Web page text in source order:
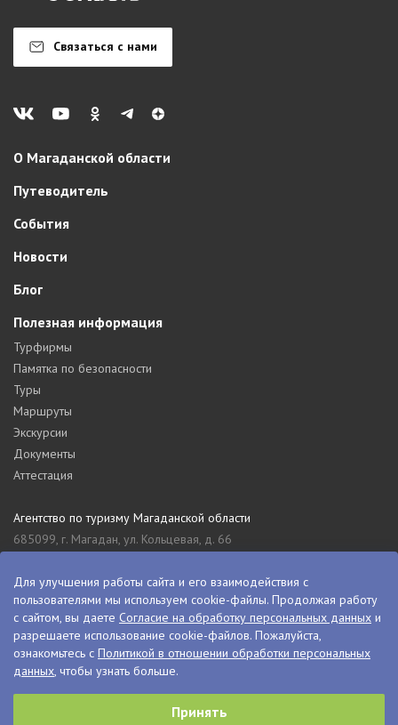
Связаться с нами
О Магаданской области
Путеводитель
События
Новости
Блог
Полезная информация
Турфирмы
Памятка по безопасности
Туры
Маршруты
Экскурсии
Документы
Аттестация
Агентство по туризму Магаданской области
685099, г. Магадан, ул. Кольцевая, д. 66
8 (4132) 61-76-67
Туристский информационный центр Магаданской области
685000, г. Магадан, ул. Пролетарская, д. 11
visitkolyma@mail.ru
+7 (4132) 60-70-11
+7 (4132) 61-73-15
Для улучшения работы сайта и его взаимодействия с
пользователями мы используем cookie-файлы. Продолжая работу
с сайтом, вы даете Согласие на обработку персональных данных и
разрешаете использование cookie-файлов. Пожалуйста,
ознакомьтесь с Политикой в отношении обработки персональных
данных, чтобы узнать больше.
Принять